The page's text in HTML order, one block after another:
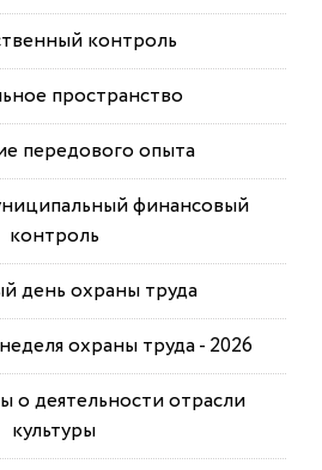
контроль
пространство
передового опыта
финансовый
контроль
день охраны труда
охраны труда - 2026
о деятельности отрасли
культуры